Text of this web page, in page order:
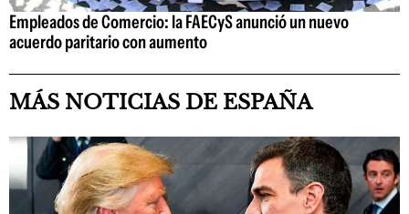
Empleados de Comercio: la FAECyS anunció un nuevo
acuerdo paritario con aumento
MÁS NOTICIAS DE ESPAÑA